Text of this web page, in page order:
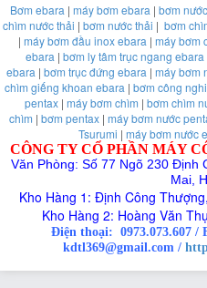
Bơm ebara | máy bơm ebara | bơm
chìm nước thải | bơm nước thải | bơm
| máy bơm đầu inox ebara | máy bơm
ebara | bơm ly tâm trục ngang ebara
ebara | bơm trục đứng ebara | máy bơm
chìm giếng khoan ebara | bơm công
pentax| máy bơm chìm | bơm chìm
chìm | bơm pentax| máy bơm nước
Tsurumi | máy bơm nước
CÔNG TY CỔ PHẦN MÁY
Văn Phòng: Số 77 Ngõ 230 Định
Mai,
Kho Hàng 1: Định Công
Kho Hàng 2: Hoàng Văn
Điện thoại: 0973.073.607 /
kdtl369@gmail.com /